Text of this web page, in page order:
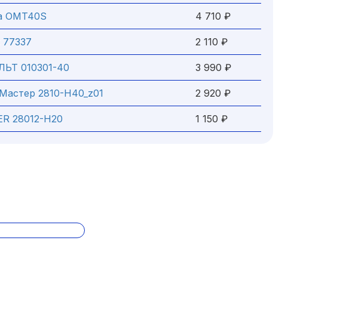
OMT40S 4 710 ₽
77337 2 110 ₽
010301-40 3 990 ₽
2810-H40_z01 2 920 ₽
28012-H20 1 150 ₽